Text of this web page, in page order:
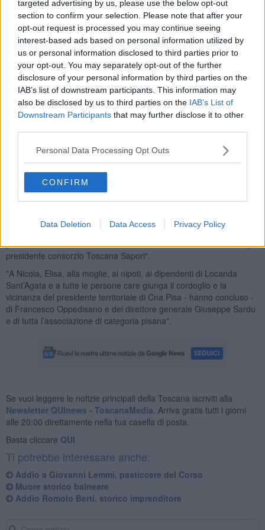
targeted advertising by us, please use the below opt-out
section to confirm your selection. Please note that after your
opt-out request is processed you may continue seeing
interest-based ads based on personal information utilized by
us or personal information disclosed to third parties prior to
your opt-out. You may separately opt-out of the further
disclosure of your personal information by third parties on the
IAB’s list of downstream participants. This information may
also be disclosed by us to third parties on the IAB’s List of
Downstream Participants that may further disclose it to other
Personal Data Processing Opt Outs
CONFIRM
Data Deletion Data Access Privacy Policy
"Una notizia che ci colpisce profondamente e lascia un vuoto
incolmabile nei nostri cuori - hanno commentato Stefano Maestri
Accesi e Federico Pieragnoli, presidente e direttore di
Confcommercio- alla sua straordinaria famiglia, in particolare alla
moglie Anna e ai figli Nicola ed Elisa, esprimiamo tutta la nostra
vicinanza in un momento così difficile.Indimenticabili la
professionalità e l'infinita passione per il suo lavoro, l'impegno
costante sempre rivolto all'eccellenza, un cristallino esempio per
Cordoglio anche da parte diCna Pisa. "Chef, ristoratore, voce
autorevole della ristorazione toscana, Micheletti è stato anche
fondatore dell'Associazione provinciale pisana dei ristoratori
hanno scritto dall'associazione - da sempre legato e fortemente
sempre stato associato, fin dalla nascita dell' azienda,
all’associazione di categoria ed è padre diNicola Micheletti
presidente Cna Toscana e Pisa ristorazione e diElisa Micheletti,
presidente consorzio Toscana Sapori".
"A Nicola, Elisa, alla moglie, ai nipoti, ai dipendenti di Locanda
Sant’Agata e a tutte le persone care giunga il cordoglio e la
vicinanza del presidente territoriale di Cna Pisa - hanno concluso -
di Francesco Oppedisano e del direttore generale Giuseppe Sardu
e di tutta l’associazione di categoria pisana".
Se vuoi leggere le notizie principali della Toscana iscriviti alla
Newsletter QUInews - ToscanaMedia. Arriva gratis tutti i giorni
alle 20:00 direttamente nella tua casella di posta.
Basta cliccare QUI
Ti potrebbe interessare anche:
Addio a Giovanni Lemmi, pasticcere del Corso
Muore storico balneare
Addio Romolo Berti, storico imprenditore